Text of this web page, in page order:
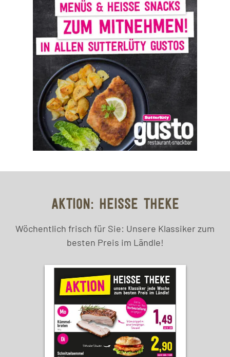
AKTION: HEISSE THEKE
Wöchentlich frisch für Sie: Unsere Klassiker zum
besten Preis im Ländle!